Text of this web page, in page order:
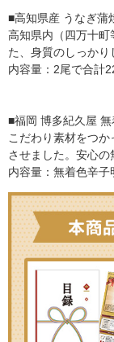
■高知県産 うなぎ蒲
高知県内（四万十
た、身質のしっかり
内容量：2尾で合計
■福岡 博多紀久屋
こだわり素材をつ
させました。安心の
内容量：無着色辛